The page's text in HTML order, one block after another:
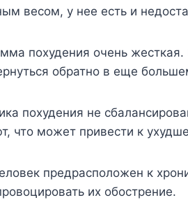
весом, у нее есть и
похудения очень
обратно в еще
похудения не
что может привести к
предрасположен к
их обострение.